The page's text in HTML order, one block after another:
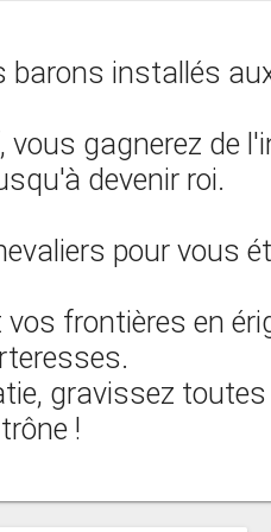
barons installés
gagnerez de
devenir roi.
pour vous
vos frontières en
gravissez
!